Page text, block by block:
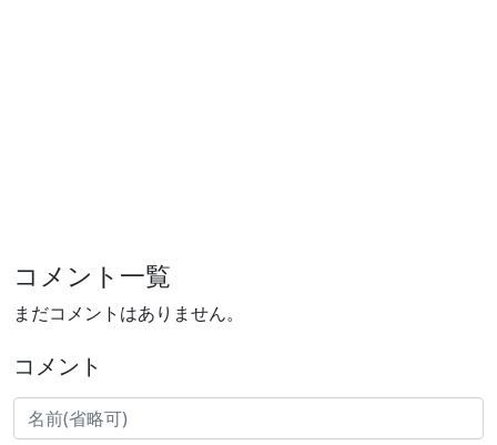
コメント一覧
まだコメントはありません。
コメント